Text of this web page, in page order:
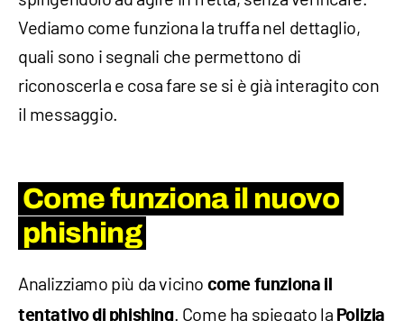
Vediamo come funziona la truffa nel dettaglio,
quali sono i segnali che permettono di
riconoscerla e cosa fare se si è già interagito con
il messaggio.
Come funziona il nuovo
phishing
Analizziamo più da vicino come funziona il
tentativo di phishing. Come ha spiegato la Polizia